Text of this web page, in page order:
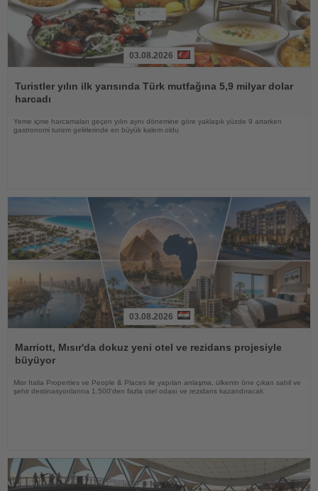
Oku
03.08.2026
Turistler yılın ilk yarısında Türk mutfağına 5,9 milyar dolar
harcadı
Yeme içme harcamaları geçen yılın aynı dönemine göre yaklaşık yüzde 9 artarken
gastronomi turizm gelirlerinde en büyük kalem oldu
Oku
03.08.2026
Marriott, Mısır'da dokuz yeni otel ve rezidans projesiyle
büyüyor
Misr Italia Properties ve People & Places ile yapılan anlaşma, ülkenin öne çıkan sahil ve
şehir destinasyonlarına 1.500'den fazla otel odası ve rezidans kazandıracak